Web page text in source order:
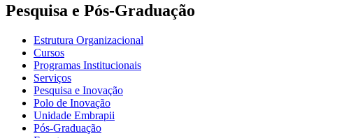
Pesquisa e Pós-Graduação
Estrutura Organizacional
Cursos
Programas Institucionais
Serviços
Pesquisa e Inovação
Polo de Inovação
Unidade Embrapii
Pós-Graduação